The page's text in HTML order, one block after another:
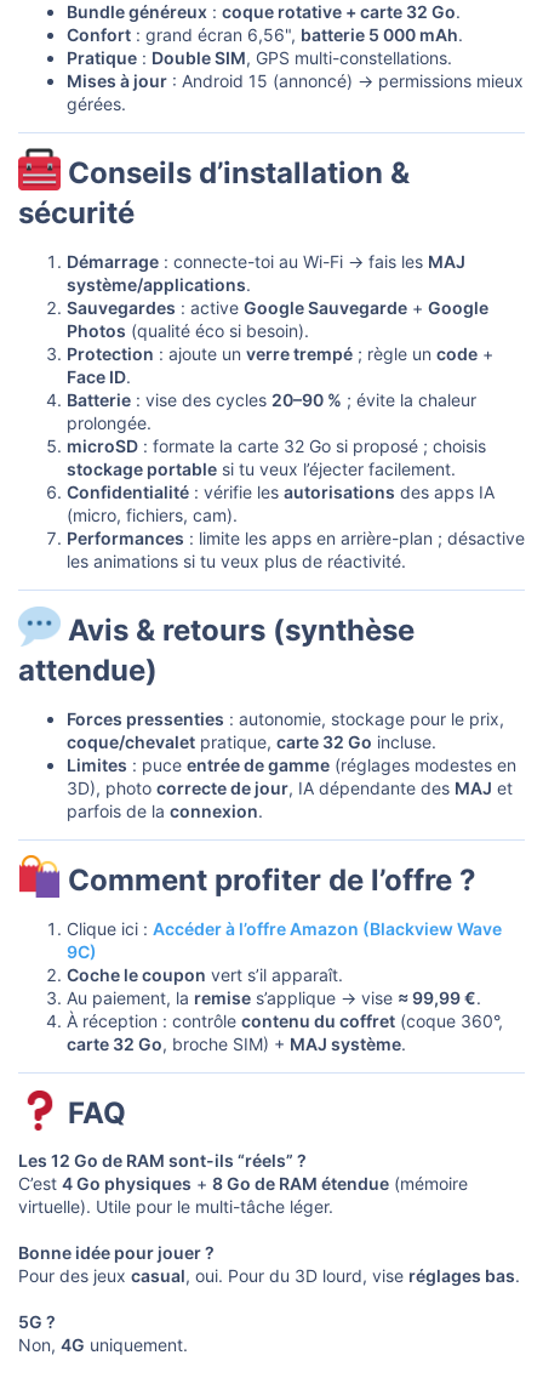
Bundle généreux : coque rotative + carte 32 Go.
Confort : grand écran 6,56", batterie 5 000 mAh.
Pratique : Double SIM, GPS multi-constellations.
Mises à jour : Android 15 (annoncé) → permissions mieux
gérées.
Conseils d’installation &
sécurité​
Démarrage : connecte-toi au Wi-Fi → fais les MAJ
système/applications.
Sauvegardes : active Google Sauvegarde + Google
Photos (qualité éco si besoin).
Protection : ajoute un verre trempé ; règle un code +
Face ID.
Batterie : vise des cycles 20–90 % ; évite la chaleur
prolongée.
microSD : formate la carte 32 Go si proposé ; choisis
stockage portable si tu veux l’éjecter facilement.
Confidentialité : vérifie les autorisations des apps IA
(micro, fichiers, cam).
Performances : limite les apps en arrière-plan ; désactive
les animations si tu veux plus de réactivité.
Avis & retours (synthèse
attendue)​
Forces pressenties : autonomie, stockage pour le prix,
coque/chevalet pratique, carte 32 Go incluse.
Limites : puce entrée de gamme (réglages modestes en
3D), photo correcte de jour, IA dépendante des MAJ et
parfois de la connexion.
Comment profiter de l’offre ?​
Clique ici : Accéder à l’offre Amazon (Blackview Wave
9C)
Coche le coupon vert s’il apparaît.
Au paiement, la remise s’applique → vise ≈ 99,99 €.
À réception : contrôle contenu du coffret (coque 360°,
carte 32 Go, broche SIM) + MAJ système.
FAQ​
Les 12 Go de RAM sont-ils “réels” ?
C’est 4 Go physiques + 8 Go de RAM étendue (mémoire
virtuelle). Utile pour le multi-tâche léger.
Bonne idée pour jouer ?
Pour des jeux casual, oui. Pour du 3D lourd, vise réglages bas.
5G ?
Non, 4G uniquement.